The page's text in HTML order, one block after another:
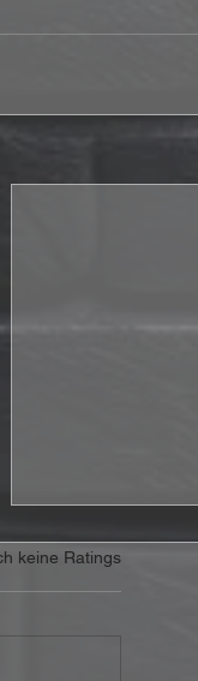
bewertet.
keine Ratings